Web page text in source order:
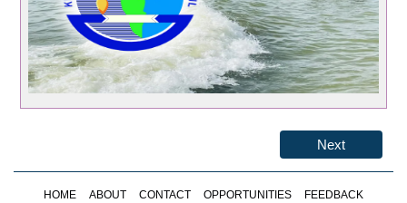
Next
HOME ABOUT CONTACT OPPORTUNITIES FEEDBACK